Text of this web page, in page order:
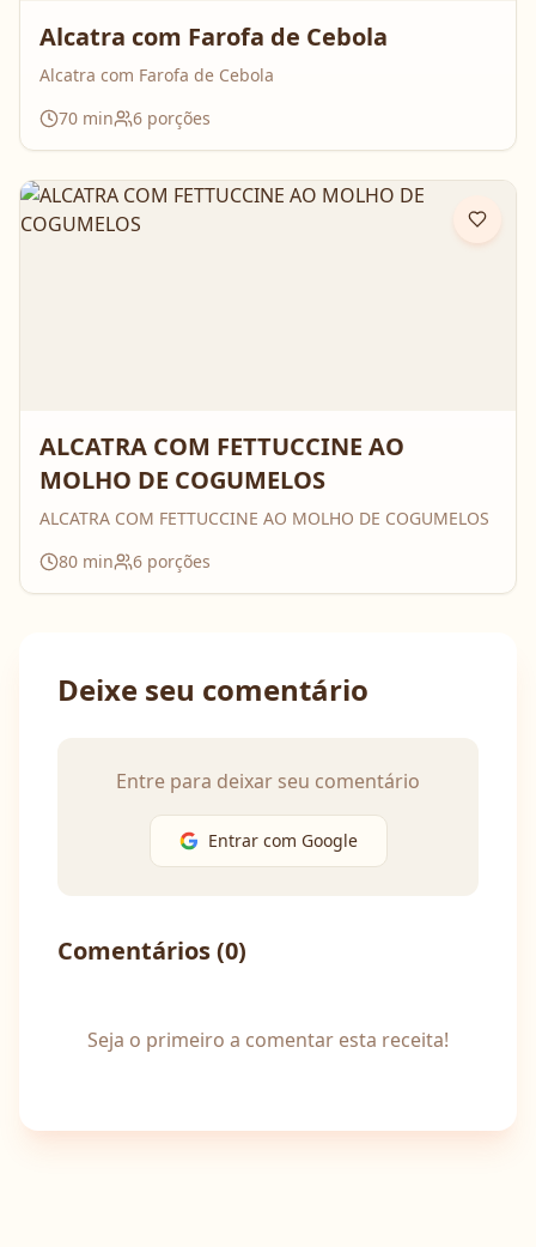
Alcatra com Farofa de Cebola
Alcatra com Farofa de Cebola
70 min 6 porções
ALCATRA COM FETTUCCINE AO
MOLHO DE COGUMELOS
ALCATRA COM FETTUCCINE AO MOLHO DE COGUMELOS
80 min 6 porções
Deixe seu comentário
Entre para deixar seu comentário
Entrar com Google
Comentários (0)
Seja o primeiro a comentar esta receita!